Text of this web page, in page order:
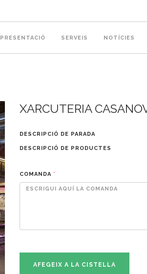
PRESENTACIÓ SERVEIS NOTÍCIES
XARCUTERIA
DESCRIPCIÓ DE PARADA
DESCRIPCIÓ DE PRODUCTES
COMANDA *
AFEGEIX A LA CISTELLA